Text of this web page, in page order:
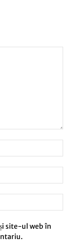
site-ul web în